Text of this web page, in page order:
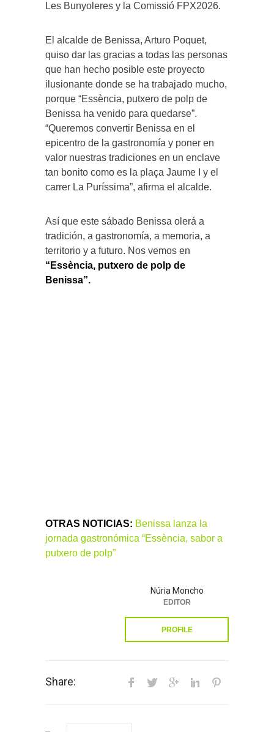
Les Bunyoleres y la Comissió FPX2026.
El alcalde de Benissa, Arturo Poquet,
quiso dar las gracias a todas las personas
que han hecho posible este proyecto
ilusionante donde se ha trabajado mucho,
porque “Essència, putxero de polp de
Benissa ha venido para quedarse”.
“Queremos convertir Benissa en el
epicentro de la gastronomía y poner en
valor nuestras tradiciones en un enclave
tan bonito como es la plaça Jaume I y el
carrer La Puríssima”, afirma el alcalde.
Así que este sábado Benissa olerá a
tradición, a gastronomía, a memoria, a
territorio y a futuro. Nos vemos en
“Essència, putxero de polp de
Benissa”.
OTRAS NOTICIAS: Benissa lanza la
jornada gastronómica “Essència, sabor a
putxero de polp”
Núria Moncho
EDITOR
PROFILE
Share: